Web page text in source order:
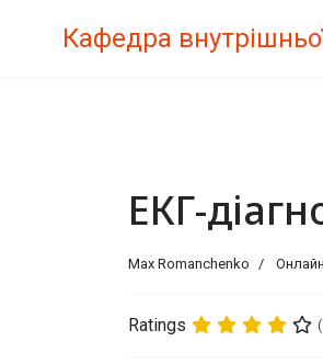
Кафедра
ЕКГ-
Max Romanchenko
Ratings